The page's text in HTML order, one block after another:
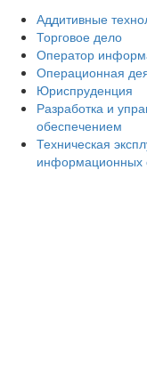
Аддитивные
Торговое дело
Оператор
Операционная
Юриспруденция
Разработка и
обеспечением
Техническая
информационных